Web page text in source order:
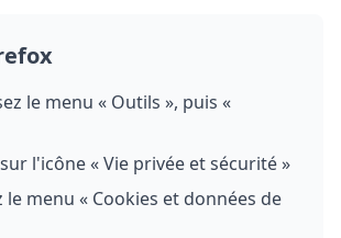
le menu « Outils », puis «
l'icône « Vie privée et sécurité »
le menu « Cookies et données de